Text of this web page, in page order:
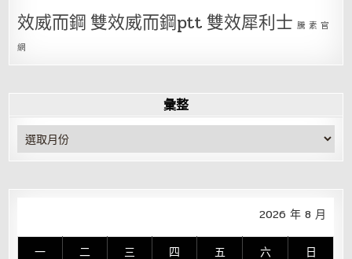
效威而鋼 雙效威而鋼ptt 雙效犀利士 騰 素 官
網
彙整
彙
整
2026 年 8 月
一 二 三 四 五 六 日